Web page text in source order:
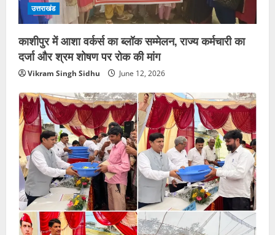
उत्तराखंड
काशीपुर में आशा वर्कर्स का ब्लॉक सम्मेलन, राज्य कर्मचारी का
दर्जा और श्रम शोषण पर रोक की मांग
Vikram Singh Sidhu June 12, 2026